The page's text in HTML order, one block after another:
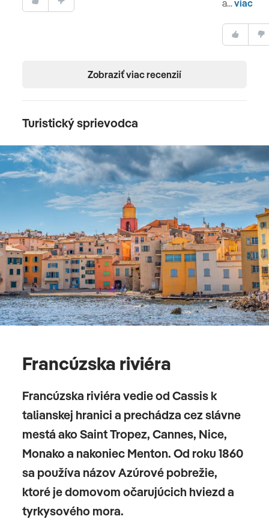
a...viac
Zobraziť viac recenzií
Turistický sprievodca
Francúzska riviéra
Francúzska riviéra vedie od Cassis k
talianskej hranici a prechádza cez slávne
mestá ako Saint Tropez, Cannes, Nice,
Monako a nakoniec Menton. Od roku 1860
sa používa názov Azúrové pobrežie,
ktoré je domovom očarujúcich hviezd a
tyrkysového mora.